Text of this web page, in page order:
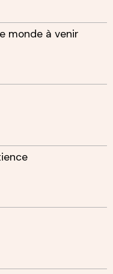
monde à venir